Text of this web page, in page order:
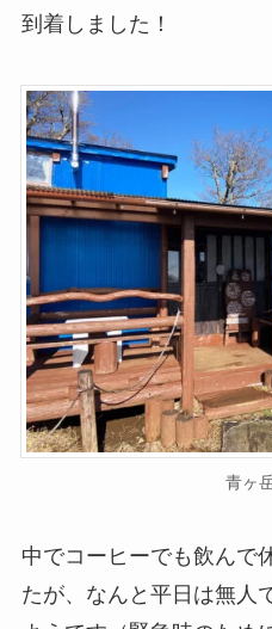
到着しました！
青ヶ
中でコーヒーでも飲んで
たが、なんと平日は無人